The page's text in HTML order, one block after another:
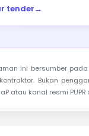
tender→
ini bersumber
Bukan
atau kanal resmi